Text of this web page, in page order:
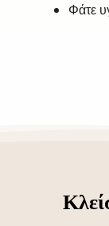
Φάτε